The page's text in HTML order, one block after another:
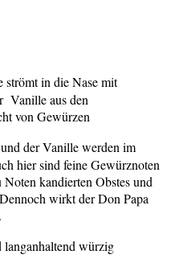
strömt in die Nase mit
Vanille aus den
von Gewürzen
der Vanille werden im
hier sind feine Gewürznoten
kandierten Obstes und
wirkt der Don Papa
langanhaltend würzig